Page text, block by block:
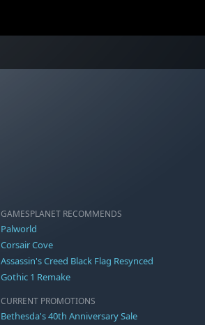
GAMESPLANET RECOMMENDS
Palworld
Corsair Cove
Assassin's Creed Black Flag Resynced
Gothic 1 Remake
CURRENT PROMOTIONS
Bethesda's 40th Anniversary Sale